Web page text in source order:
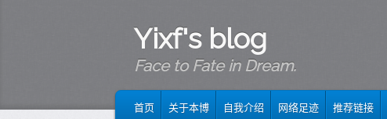
Yixf's blog
Face to Fate in Dream.
MAIN MENU
SKIP TO PRIMARY CONTENT
SKIP TO SECONDARY CONTENT
首页 关于本博 自我介绍 网络足迹 推荐链接